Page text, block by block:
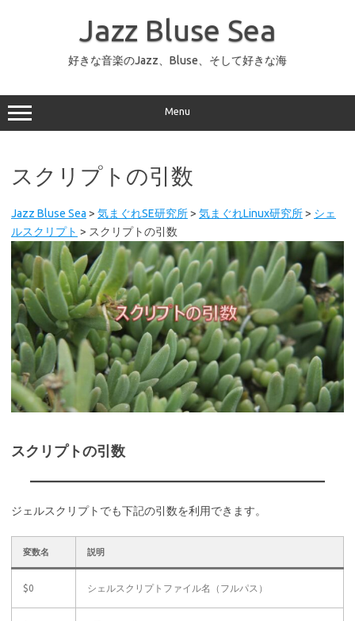
ッ
プ
Jazz Bluse Sea
好きな音楽のJazz、Bluse、そして好きな海
Menu
スクリプトの引数
Jazz Bluse Sea > 気まぐれSE研究所> 気まぐれLinux研究所> シェ
ルスクリプト > スクリプトの引数
スクリプトの引数
ジェルスクリプトでも下記の引数を利用できます。
変数名 説明
$0 シェルスクリプトファイル名（フルパス）